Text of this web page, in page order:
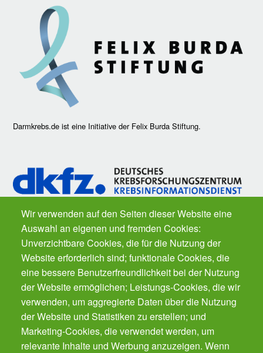
Darmkrebs.de ist eine Initiative der Felix Burda Stiftung.
Wir verwenden auf den Seiten dieser Website eine
Auswahl an eigenen und fremden Cookies:
Unverzichtbare Cookies, die für die Nutzung der
Website erforderlich sind; funktionale Cookies, die
eine bessere Benutzerfreundlichkeit bei der Nutzung
der Website ermöglichen; Leistungs-Cookies, die wir
verwenden, um aggregierte Daten über die Nutzung
der Website und Statistiken zu erstellen; und
Marketing-Cookies, die verwendet werden, um
relevante Inhalte und Werbung anzuzeigen. Wenn
Fragen zu Krebs? DerKrebsinformationsdienstdes Deutschen
Krebsforschungszentrums ist für Sie da. Kostenfrei.
Der Gesundheits-Butler für Ihr Smartphone.
Der automatische Gesundheits-Manager für alle
Präventions-Leistung - von Impfungen, Zahnarzt
bis Krebsvorsorge. Für die ganze Familie.
Gratis!